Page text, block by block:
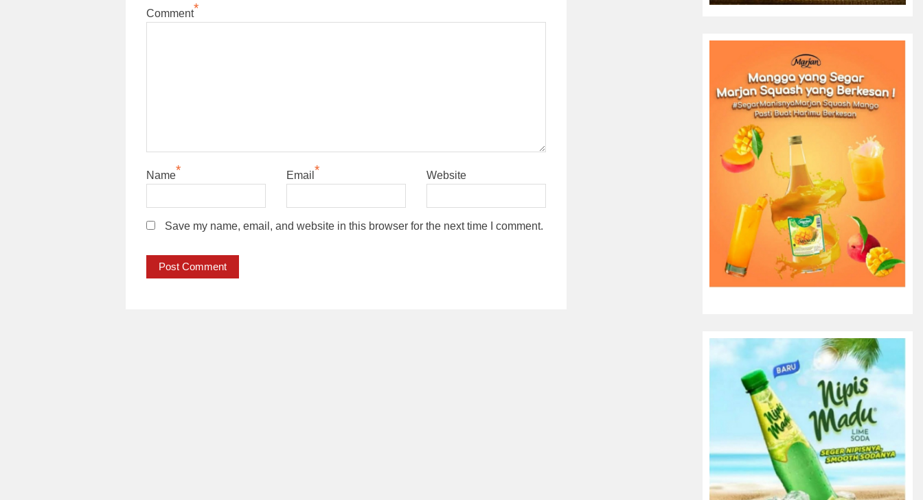
Comment*
Name* Email * Website
Save my name, email, and website in this browser for the next time I comment.